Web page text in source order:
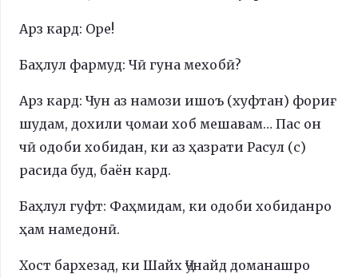
Арз кард: Оре!
Баҳлул фармуд: Чӣ гуна мехобӣ?
Арз кард: Чун аз намози ишоъ (хуфтан) фориғ
шудам, дохили ҷомаи хоб мешавам… Пас он
чӣ одоби хобидан, ки аз ҳазрати Расул (с)
расида буд, баён кард.
Баҳлул гуфт: Фаҳмидам, ки одоби хобиданро
ҳам намедонӣ.
Хост бархезад, ки Шайх Ҷунайд доманашро